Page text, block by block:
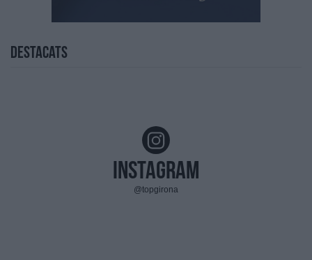
Destacats
Instagram
@topgirona